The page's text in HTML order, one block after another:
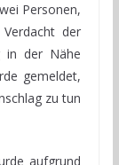
Personen,
der
in der Nähe
gemeldet,
zu tun
aufgrund